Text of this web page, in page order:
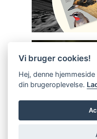
Vi bruger cookies!
Hej, denne
din brugeroplevelse.